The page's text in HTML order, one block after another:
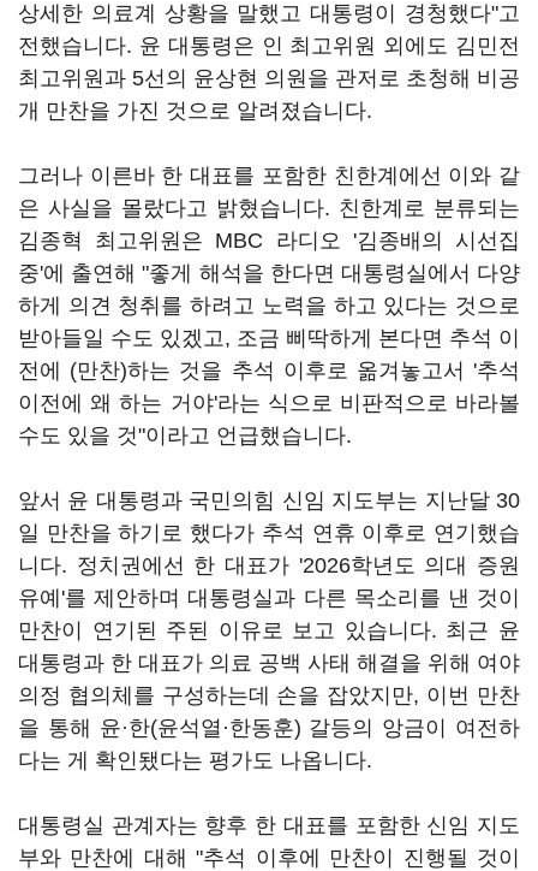
상세한 의료계 상황을 말했고 대통령이 경청했다"고
전했습니다. 윤 대통령은 인 최고위원 외에도 김민전
최고위원과 5선의 윤상현 의원을 관저로 초청해 비공
개 만찬을 가진 것으로 알려졌습니다.
그러나 이른바 한 대표를 포함한 친한계에선 이와 같
은 사실을 몰랐다고 밝혔습니다. 친한계로 분류되는
김종혁 최고위원은 MBC 라디오 '김종배의 시선집
중'에 출연해 "좋게 해석을 한다면 대통령실에서 다양
하게 의견 청취를 하려고 노력을 하고 있다는 것으로
받아들일 수도 있겠고, 조금 삐딱하게 본다면 추석 이
전에 (만찬)하는 것을 추석 이후로 옮겨놓고서 '추석
이전에 왜 하는 거야'라는 식으로 비판적으로 바라볼
수도 있을 것"이라고 언급했습니다.
앞서 윤 대통령과 국민의힘 신임 지도부는 지난달 30
일 만찬을 하기로 했다가 추석 연휴 이후로 연기했습
니다. 정치권에선 한 대표가 '2026학년도 의대 증원
유예'를 제안하며 대통령실과 다른 목소리를 낸 것이
만찬이 연기된 주된 이유로 보고 있습니다. 최근 윤
대통령과 한 대표가 의료 공백 사태 해결을 위해 여야
의정 협의체를 구성하는데 손을 잡았지만, 이번 만찬
을 통해 윤·한(윤석열·한동훈) 갈등의 앙금이 여전하
다는 게 확인됐다는 평가도 나옵니다.
대통령실 관계자는 향후 한 대표를 포함한 신임 지도
부와 만찬에 대해 "추석 이후에 만찬이 진행될 것이